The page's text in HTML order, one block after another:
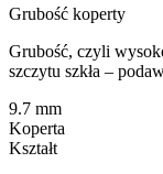
Grubość koperty
Grubość, czyli
szczytu szkła –
9.7 mm
Koperta
Kształt